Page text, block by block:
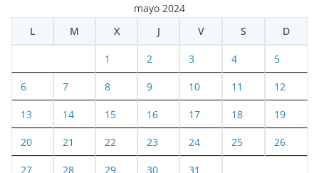
mayo 2024
L
M X J V S D
1 2 3 4 5
6 7 8 9 10 11 12
13 14 15 16 17 18 19
20 21 22 23 24 25 26
27 28 29 30 31